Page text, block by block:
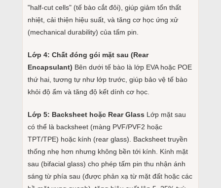
"half-cut cells" (tế bào cắt đôi), giúp giảm tổn thất
nhiệt, cải thiện hiệu suất, và tăng cơ học ứng xử
(mechanical durability) của tấm pin.
Lớp 4: Chất đóng gói mặt sau (Rear
Encapsulant) Bên dưới tế bào là lớp EVA hoặc POE
thứ hai, tương tự như lớp trước, giúp bảo vệ tế bào
khỏi độ ẩm và tăng độ kết dính cơ học.
Lớp 5: Backsheet hoặc Rear Glass Lớp mặt sau
có thể là backsheet (màng PVF/PVF2 hoặc
TPT/TPE) hoặc kính (rear glass). Backsheet truyền
thống nhẹ hơn nhưng không bền tới kính. Kính mặt
sau (bifacial glass) cho phép tấm pin thu nhận ánh
sáng từ phía sau (được phản xạ từ mặt đất hoặc các